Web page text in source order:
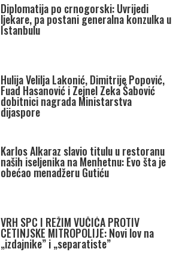
Diplomatija po crnogorski: Uvrijedi
ljekare, pa postani generalna konzulka u
Istanbulu
Hulija Velilja Lakonić, Dimitrije Popović,
Fuad Hasanović i Zejnel Zeka Šabović
dobitnici nagrada Ministarstva
dijaspore
Karlos Alkaraz slavio titulu u restoranu
naših iseljenika na Menhetnu: Evo šta je
obećao menadžeru Gutiću
VRH SPC I REŽIM VUČIĆA PROTIV
CETINJSKE MITROPOLIJE: Novi lov na
„izdajnike” i „separatiste”